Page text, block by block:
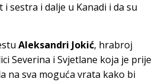
sestra i dalje u Kanadi i da su
Aleksandri Jokić, hrabroj
Severina i Svjetlane koja je prije
na sva moguća vrata kako bi